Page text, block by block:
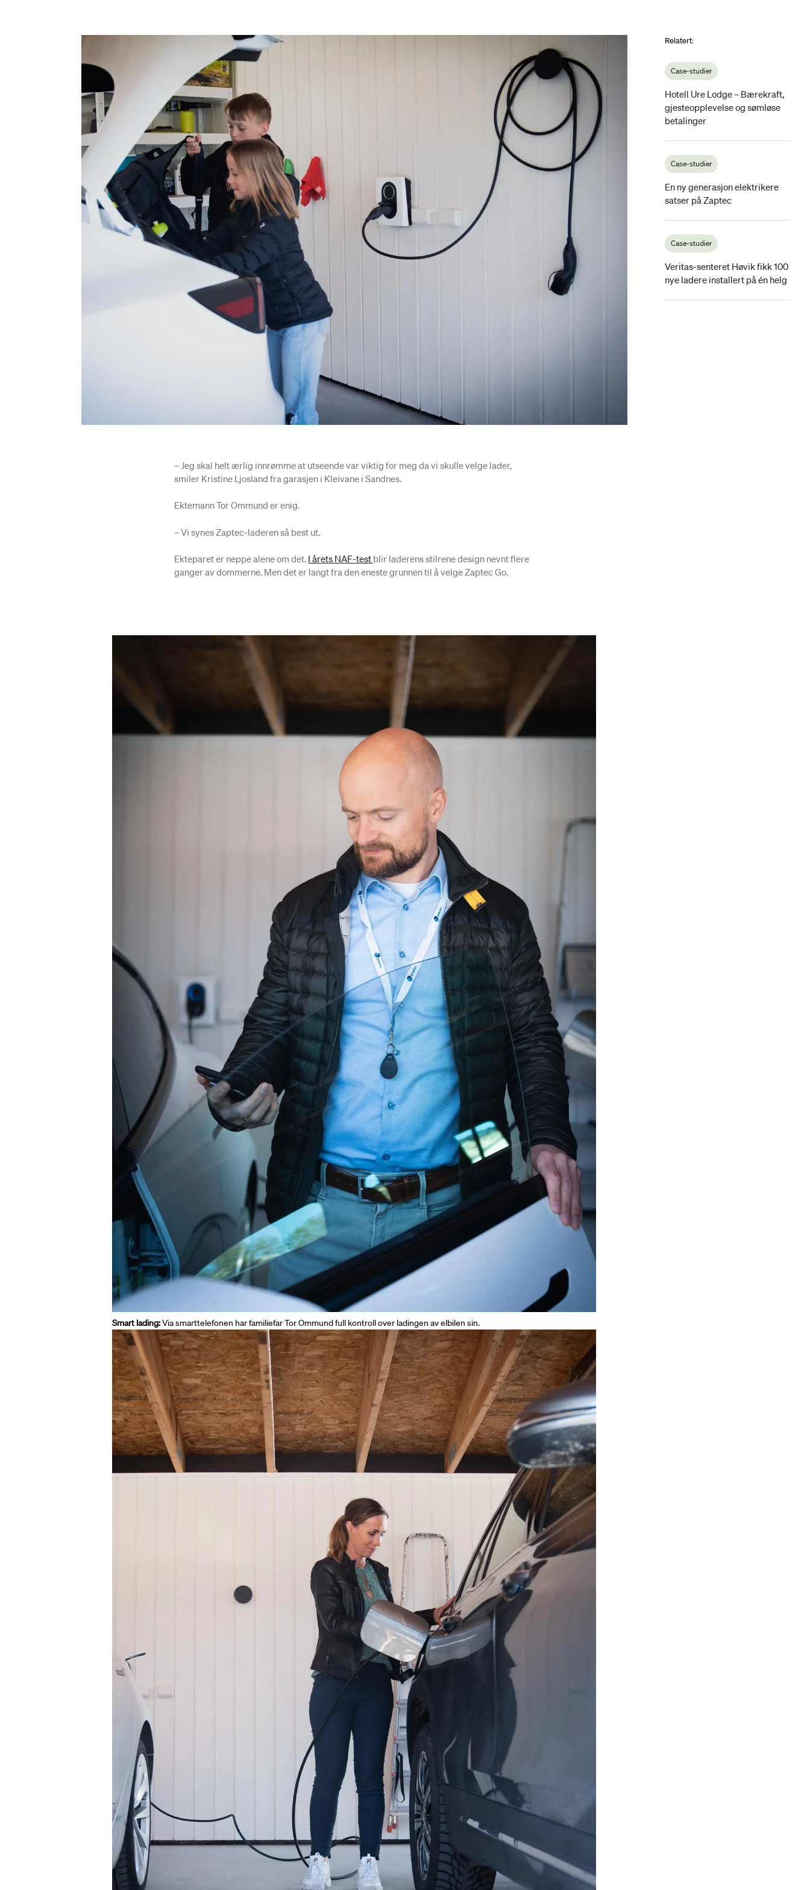
Relatert:
Case-studier
Hotell Ure Lodge – Bærekraft,
gjesteopplevelse og sømløse
betalinger
Case-studier
En ny generasjon elektrikere
satser på Zaptec
Case-studier
Veritas-senteret Høvik fikk 100
nye ladere installert på én helg
– Jeg skal helt ærlig innrømme at utseende var viktig for meg da vi skulle velge lader,
smiler Kristine Ljosland fra garasjen i Kleivane i Sandnes.
Ektemann Tor Ommund er enig.
– Vi synes Zaptec-laderen så best ut.
Ekteparet er neppe alene om det. I årets NAF-test blir laderens stilrene design nevnt flere
ganger av dommerne. Men det er langt fra den eneste grunnen til å velge Zaptec Go.
Smart lading:Via smarttelefonen har familiefar Tor Ommund full kontroll over ladingen av elbilen sin.